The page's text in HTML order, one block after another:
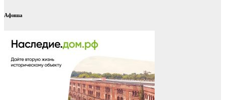
Афиша